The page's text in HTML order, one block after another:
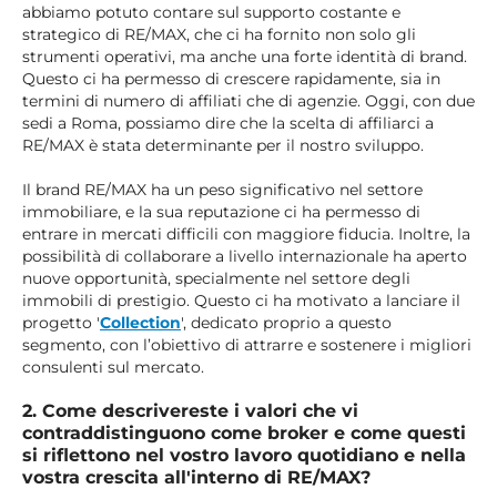
abbiamo potuto contare sul supporto costante e
strategico di RE/MAX, che ci ha fornito non solo gli
strumenti operativi, ma anche una forte identità di brand.
Questo ci ha permesso di crescere rapidamente, sia in
termini di numero di affiliati che di agenzie. Oggi, con due
sedi a Roma, possiamo dire che la scelta di affiliarci a
RE/MAX è stata determinante per il nostro sviluppo.
Il brand RE/MAX ha un peso significativo nel settore
immobiliare, e la sua reputazione ci ha permesso di
entrare in mercati difficili con maggiore fiducia. Inoltre, la
possibilità di collaborare a livello internazionale ha aperto
nuove opportunità, specialmente nel settore degli
immobili di prestigio. Questo ci ha motivato a lanciare il
progetto 'Collection', dedicato proprio a questo
segmento, con l’obiettivo di attrarre e sostenere i migliori
consulenti sul mercato.
2. Come descrivereste i valori che vi
contraddistinguono come broker e come questi
si riflettono nel vostro lavoro quotidiano e nella
vostra crescita all'interno di RE/MAX?